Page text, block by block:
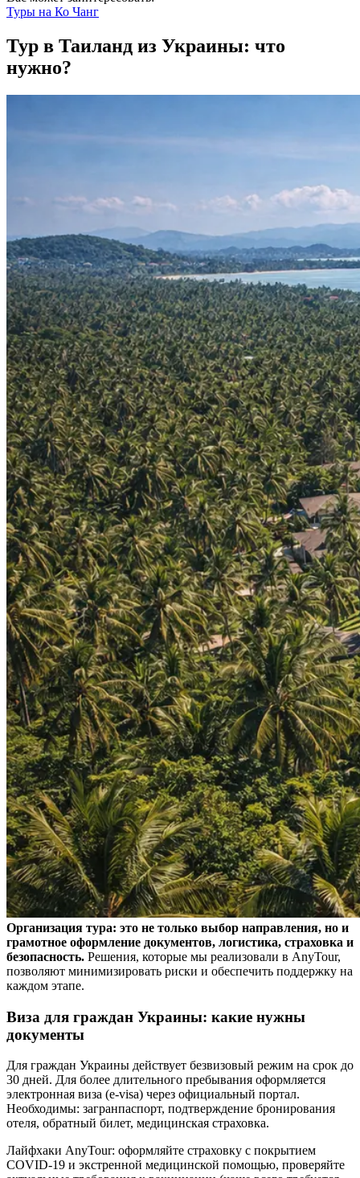
Туры на Ко Чанг
Тур в Таиланд из Украины: что
нужно?
Организация тура: это не только выбор направления, но и
грамотное оформление документов, логистика, страховка и
безопасность. Решения, которые мы реализовали в AnyTour,
позволяют минимизировать риски и обеспечить поддержку на
каждом этапе.
Виза для граждан Украины: какие нужны
документы
Для граждан Украины действует безвизовый режим на срок до
30 дней. Для более длительного пребывания оформляется
электронная виза (e-visa) через официальный портал.
Необходимы: загранпаспорт, подтверждение бронирования
отеля, обратный билет, медицинская страховка.
Лайфхаки AnyTour: оформляйте страховку с покрытием
COVID-19 и экстренной медицинской помощью, проверяйте